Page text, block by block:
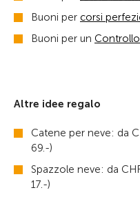
Buoni per corsi
Buoni per un
Altre idee regalo
Catene per neve: da
69.-)
Spazzole neve: da
17.-)